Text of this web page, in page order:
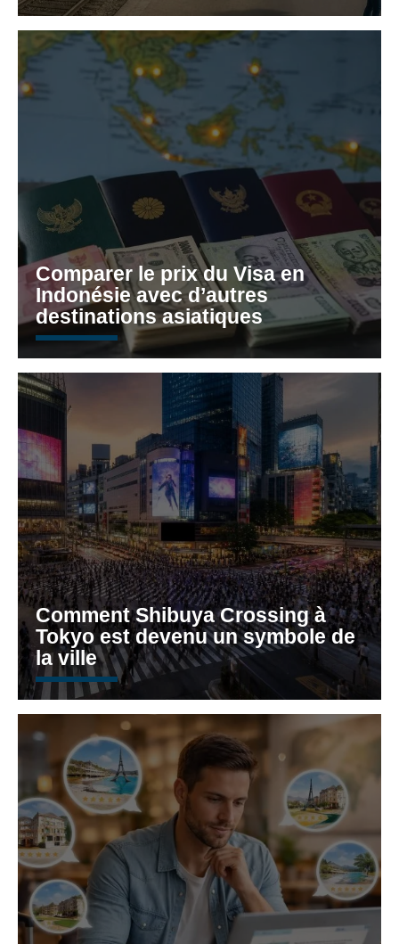
Comparer le prix du Visa en
Indonésie avec d’autres
destinations asiatiques
Comment Shibuya Crossing à
Tokyo est devenu un symbole de
la ville